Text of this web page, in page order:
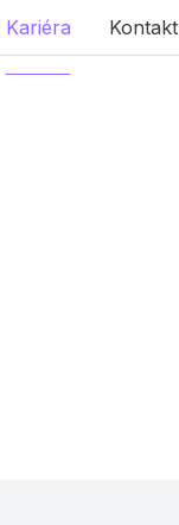
Kariéra Kontakt